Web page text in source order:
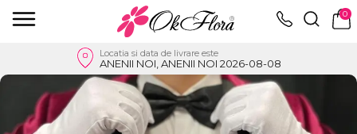
0
Locatia si data de livrare este
ANENII NOI, ANENII NOI 2026-08-08